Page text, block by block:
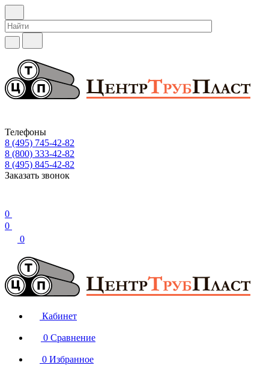
Телефоны
8 (495) 745-42-82
8 (800) 333-42-82
8 (495) 845-42-82
Заказать звонок
0
0
0
Кабинет
0 Сравнение
0 Избранное